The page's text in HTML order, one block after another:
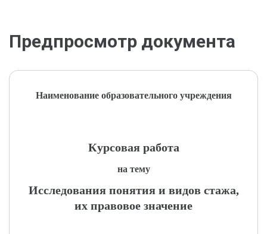
Предпросмотр документа
Наименование образовательного учреждения
Курсовая работа
на тему
Исследования понятия и видов стажа,
их правовое значение